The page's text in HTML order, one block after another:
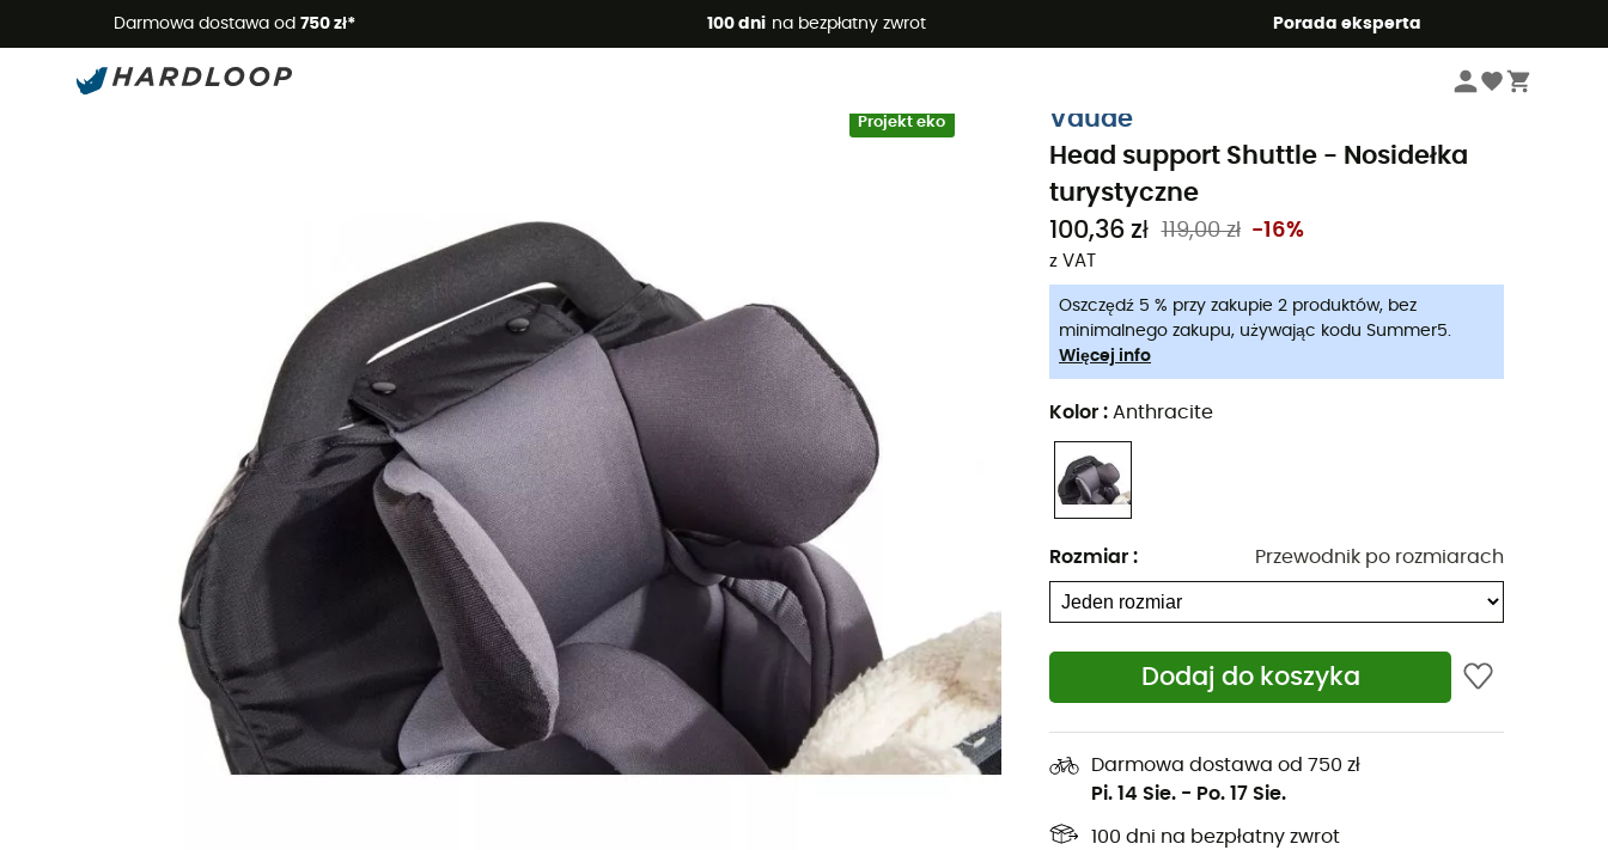
Darmowa dostawa od 750 zł* 100 dni na bezpłatny zwrot Porada eksperta
Letnie promocje 🔥 -5% DODATKOWO przy zakupie 2 produktów*, kod Summer5
Projekt eko
Vaude
Head support Shuttle - Nosidełka
turystyczne
100,36 zł 119,00 zł -16%
z VAT
Oszczędź 5 % przy zakupie 2 produktów, bez
minimalnego zakupu, używając kodu Summer5.
Więcej info
Kolor : Anthracite
Rozmiar : Przewodnik po rozmiarach
Dodaj do koszyka
Darmowa dostawa od 750 zł
Pi. 14 Sie. - Po. 17 Sie.
100 dni na bezpłatny zwrot